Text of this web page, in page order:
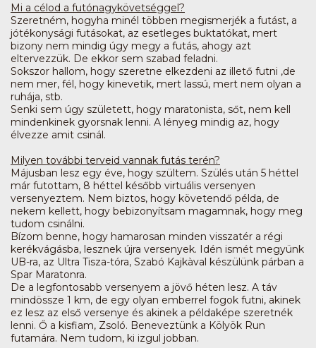
Mi a célod a futónagykövetséggel?
Szeretném, hogyha minél többen megismerjék a futást, a
jótékonysági futásokat, az esetleges buktatókat, mert
bizony nem mindig úgy megy a futás, ahogy azt
eltervezzük. De ekkor sem szabad feladni.
Sokszor hallom, hogy szeretne elkezdeni az illető futni ,de
nem mer, fél, hogy kinevetik, mert lassú, mert nem olyan a
ruhája, stb.
Senki sem úgy született, hogy maratonista, sőt, nem kell
mindenkinek gyorsnak lenni. A lényeg mindig az, hogy
élvezze amit csinál.
Milyen további terveid vannak futás terén?
Májusban lesz egy éve, hogy szültem. Szülés után 5 héttel
már futottam, 8 héttel később virtuális versenyen
versenyeztem. Nem biztos, hogy követendő példa, de
nekem kellett, hogy bebizonyítsam magamnak, hogy meg
tudom csinálni.
Bízom benne, hogy hamarosan minden visszatér a régi
kerékvágásba, lesznek újra versenyek. Idén ismét megyünk
UB-ra, az Ultra Tisza-tóra, Szabó Kajkàval készülünk párban a
Spar Maratonra.
De a legfontosabb versenyem a jövő héten lesz. A táv
mindössze 1 km, de egy olyan emberrel fogok futni, akinek
ez lesz az első versenye és akinek a példaképe szeretnék
lenni. Ő a kisfiam, Zsoló. Beneveztünk a Kölyök Run
futamára. Nem tudom, ki izgul jobban.